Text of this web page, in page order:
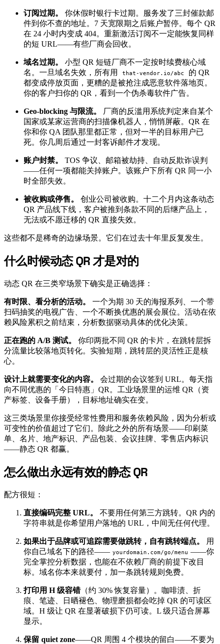
订阅过期。
你休假时银行卡过期。服务发了三封催款邮
件到你不查的地址。7 天宽限期之后账户暂停。每个 QR
在 24 小时内变成 404。重新激活订阅不一定能恢复同样
的短 URL——有些厂商会回收。
域名过期。
小型 QR 短链厂商不一定按时续费核心域
名。一旦域名失效，所有用
that-vendor.io/abc
的 QR
都变成停放页面，更糟的是被抢注成恶意软件落地页。
你的客户扫你的 QR，看到一个伪杀毒软件广告。
Geo-blocking 与限流。
厂商的反滥用系统判定来自某个
国家或某家运营商的扫描像机器人，悄悄屏蔽。QR 在
你和你 QA 团队那里都正常，但对一半的目标用户已
死。你几周后通过一封客诉邮件才发现。
账户封禁。
TOS 争议、邮箱被劫持、自动反欺诈误判
——任何一项都能关掉账户。该账户下所有 QR 同一小
时全部失效。
被收购或停售。
创业公司被收购。十二个月内这条动态
QR 产品线下线，客户被推到条款不同的后继产品上，
无法或不愿迁移的 QR 直接失效。
这些都不是稀奇的边缘场景。它们在过去十年里反复发生。
#
什么时候动态 QR 才是对的
动态 QR 在三类窄场景下确实是正确选择：
有时限、看分析的活动。
一个为期 30 天的海报系列、一个带
扫码抽奖的电视广告、一个不断换优惠的展会展位。活动在依
赖风险累积之前结束，分析数据驱动具体的优化决策。
正在跑的 A/B 测试。
你印两批不同 QR 的卡片，在跳转层拆
分流量比较落地页转化。实验短期，跳转层的灵活性正是核
心。
设计上就需要变化的内容。
会过期的会议签到 URL。每天指
向不同优惠的「今日特惠」QR。工业场景里的运维 QR（资
产标签、设备手册），目标地址确实在变。
这三类场景里你接受经常性费用和服务依赖风险，因为分析或
可变性的价值超过了它们。除此之外的所有场景——印刷菜
单、名片、地产标识、产品包装、会议挂牌、零售店内标识
——静态 QR 都赢。
#
怎么做出永远有效的静态 QR
配方很短：
直接编码完整 URL。
不要用任何第三方跳转。QR 内的
字符串就是你希望用户落地的 URL，中间无任何代理。
如果出于品牌或可追踪需要做跳转，自有跳转端点。
用
你自己域名下的路径—— yourdomain.com/go/menu ——你
完全掌控分析数据，也能在不依赖厂商的前提下改目
标。域名你本来就要付，加一条跳转规则免费。
打印用 H 级容错（约 30% 恢复容量）。咖啡渍、折
痕、笔迹、日晒褪色、物理磨损都会吃掉 QR 的可读区
域。H 级让 QR 在显著破损下仍可读。L 级只适合屏幕
显示。
保留 quiet zone——QR 周围 4 个模块的留白——不要为